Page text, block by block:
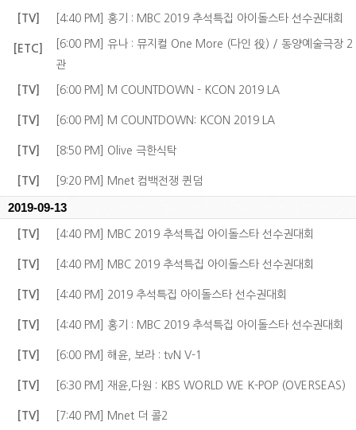
[TV] [4:40 PM] 홍기 : MBC 2019 추석특집 아이돌스타 선수권대회
[ETC]
[6:00 PM] 유나 : 뮤지컬 One More (다인 役) / 동양예술극장 2
관
[TV] [6:00 PM] M COUNTDOWN - KCON 2019 LA
[TV] [6:00 PM] M COUNTDOWN: KCON 2019 LA
[TV] [8:50 PM] Olive 극한식탁
[TV] [9:20 PM] Mnet 컴백전쟁 퀸덤
2019-09-13
[TV] [4:40 PM] MBC 2019 추석특집 아이돌스타 선수권대회
[TV] [4:40 PM] MBC 2019 추석특집 아이돌스타 선수권대회
[TV] [4:40 PM] 2019 추석특집 아이돌스타 선수권대회
[TV] [4:40 PM] 홍기 : MBC 2019 추석특집 아이돌스타 선수권대회
[TV] [6:00 PM] 해윤, 보라 : tvN V-1
[TV] [6:30 PM] 재윤,다원 : KBS WORLD WE K-POP (OVERSEAS)
[TV] [7:40 PM] Mnet 더 콜2